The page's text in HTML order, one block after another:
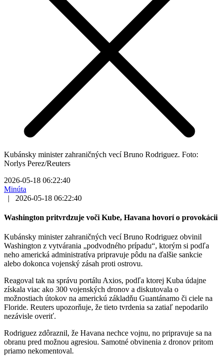
Kubánsky minister zahraničných vecí Bruno Rodriguez. Foto:
Norlys Perez/Reuters
2026-05-18 06:22:40
Minúta
|
2026-05-18 06:22:40
Washington pritvrdzuje voči Kube, Havana hovorí o provokácii
Kubánsky minister zahraničných vecí Bruno Rodriguez obvinil
Washington z vytvárania „podvodného prípadu“, ktorým si podľa
neho americká administratíva pripravuje pôdu na ďalšie sankcie
alebo dokonca vojenský zásah proti ostrovu.
Reagoval tak na správu portálu Axios, podľa ktorej Kuba údajne
získala viac ako 300 vojenských dronov a diskutovala o
možnostiach útokov na americkú základňu Guantánamo či ciele na
Floride. Reuters upozorňuje, že tieto tvrdenia sa zatiaľ nepodarilo
nezávisle overiť.
Rodriguez zdôraznil, že Havana nechce vojnu, no pripravuje sa na
obranu pred možnou agresiou. Samotné obvinenia z dronov pritom
priamo nekomentoval.